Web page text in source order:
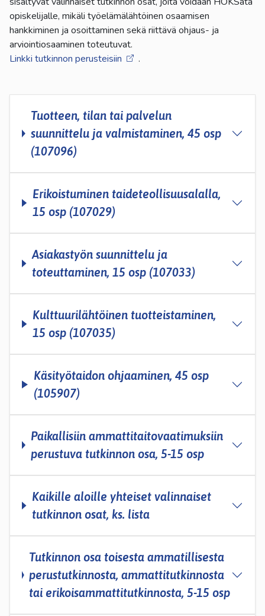
opiskelijalle, mikäli työelämälähtöinen osaamisen
hankkiminen ja osoittaminen sekä riittävä ohjaus- ja
arviointiosaaminen toteutuvat.
Linkki tutkinnon perusteisiin
.
Tuotteen, tilan tai palvelun
suunnittelu ja valmistaminen, 45 osp
(107096)
Erikoistuminen taideteollisuusalalla,
15 osp (107029)
Asiakastyön suunnittelu ja
toteuttaminen, 15 osp (107033)
Kulttuurilähtöinen tuotteistaminen,
15 osp (107035)
Käsityötaidon ohjaaminen, 45 osp
(105907)
Paikallisiin ammattitaitovaatimuksiin
perustuva tutkinnon osa, 5-15 osp
Kaikille aloille yhteiset valinnaiset
tutkinnon osat, ks. lista
Tutkinnon osa toisesta ammatillisesta
perustutkinnosta, ammattitutkinnosta
tai erikoisammattitutkinnosta, 5­-15 osp